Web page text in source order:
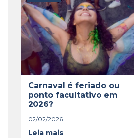
Carnaval é feriado ou
ponto facultativo em
2026?
02/02/2026
Leia mais